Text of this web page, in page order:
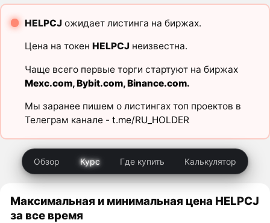
HELPCJожидает листинга на биржах.
Цена на токен HELPCJнеизвестна.
Чаще всего первые торги стартуют на биржах
Mexc.com,Bybit.com,Binance.com.
Мы заранее пишем о листингах топ проектов в
Телеграм канале - t.me/RU_HOLDER
Обзор Курс Где купить Калькулятор
Максимальная и минимальная цена HELPCJ
за все время